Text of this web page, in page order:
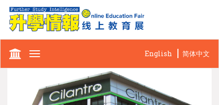
Toggle
English 简体中文